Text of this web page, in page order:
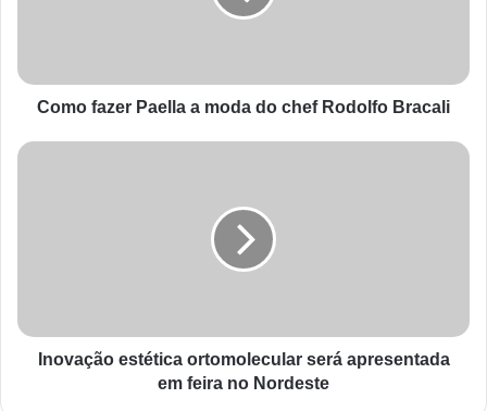
Como fazer Paella a moda do chef Rodolfo Bracali
Inovação estética ortomolecular será apresentada
em feira no Nordeste